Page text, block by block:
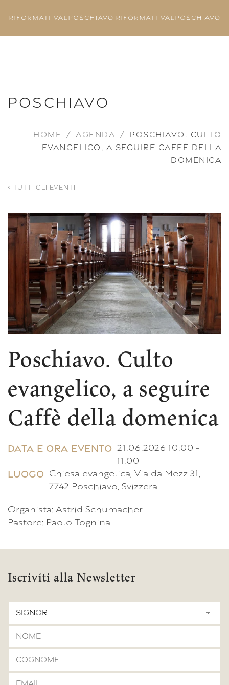
POSCHIAVO
HOME AGENDA
POSCHIAVO. CULTO
EVANGELICO, A SEGUIRE CAFFÈ DELLA
DOMENICA
< TUTTI GLI EVENTI
Poschiavo. Culto
evangelico, a seguire
Caffè della domenica
DATA E ORA EVENTO 21.06.2026 10:00 -
11:00
LUOGO Chiesa evangelica, Via da Mezz 31,
7742 Poschiavo, Svizzera
Organista: Astrid Schumacher
Pastore: Paolo Tognina
Iscriviti alla Newsletter